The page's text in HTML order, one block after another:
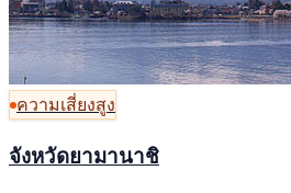
ความเสี่ยงสูง
จังหวัดยามานาชิ